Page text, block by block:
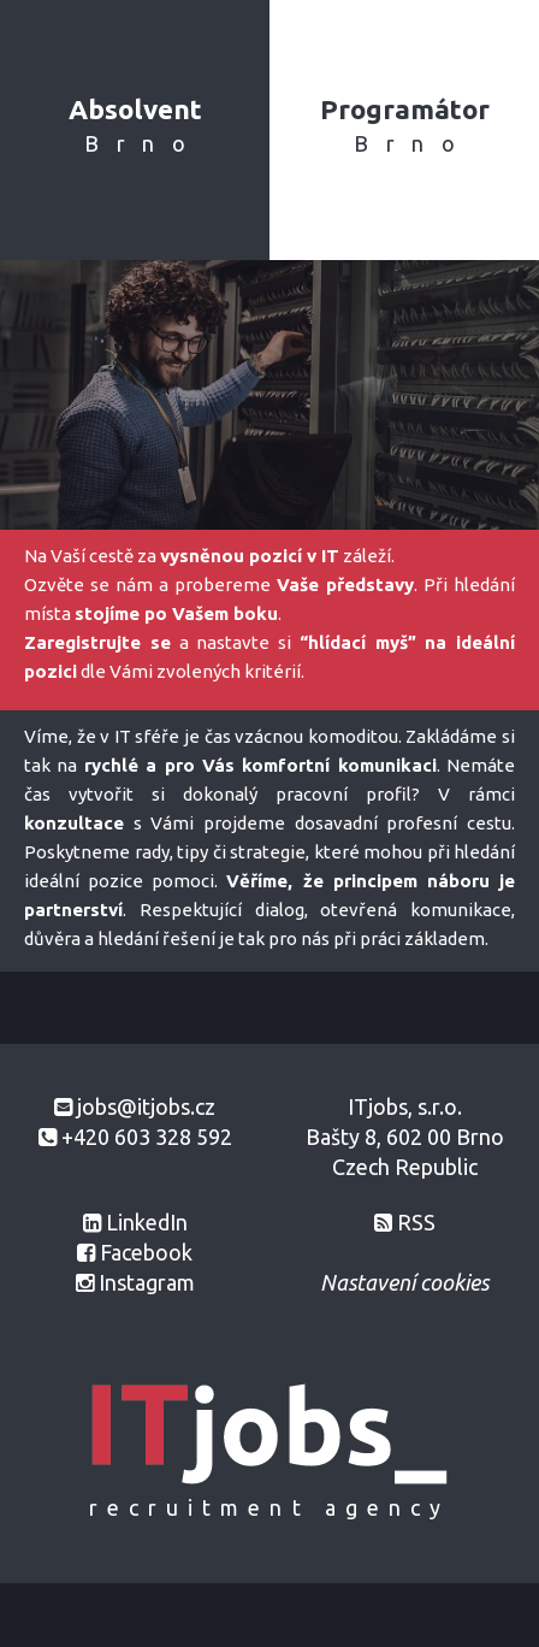
Absolvent
Brno
Programátor
Brno
Na Vaší cestě zavysněnou pozicí v IT záleží.
Ozvěte se nám a probereme Vaše představy. Při hledání
místa stojíme po Vašem boku.
Zaregistrujte sea nastavte si “hlídací myš” na ideální
pozicidle Vámi zvolených kritérií.
Víme, že v IT sféře je čas vzácnou komoditou. Zakládáme si
tak na rychlé a pro Vás komfortní komunikaci. Nemáte
čas vytvořit si dokonalý pracovní profil? V rámci
konzultace s Vámi projdeme dosavadní profesní cestu.
Poskytneme rady, tipy či strategie, které mohou při hledání
ideální pozice pomoci.Věříme, že principem náboru je
partnerství. Respektující dialog, otevřená komunikace,
důvěra a hledání řešení je tak pro nás při práci základem.
jobs@itjobs.cz
+420 603 328 592
LinkedIn
Facebook
Instagram
ITjobs, s.r.o.
Bašty 8, 602 00 Brno
Czech Republic
RSS
Nastavení cookies
recruitment agency